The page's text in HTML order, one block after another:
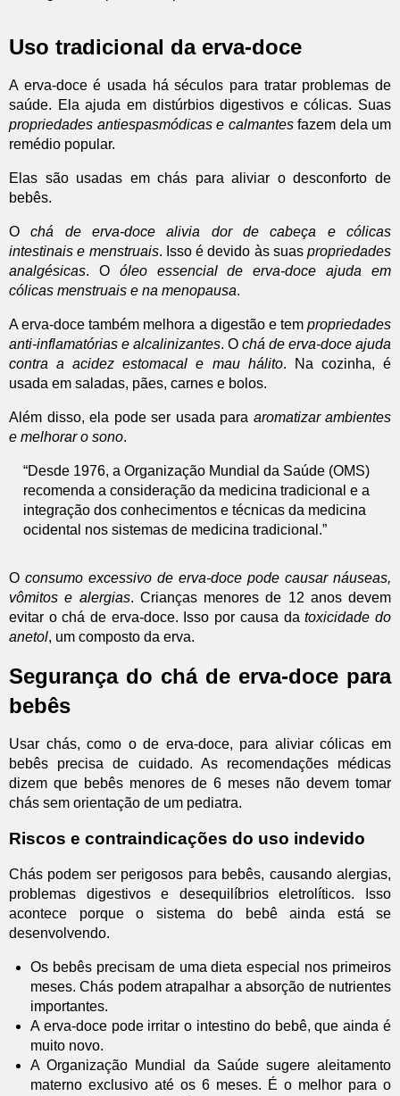
Uso tradicional da erva-doce
A erva-doce é usada há séculos para tratar problemas de
saúde. Ela ajuda em distúrbios digestivos e cólicas. Suas
propriedades antiespasmódicas e calmantesfazem dela um
remédio popular.
Elas são usadas em chás para aliviar o desconforto de
bebês.
Ochá de erva-doce alivia dor de cabeça e cólicas
intestinais e menstruais. Isso é devido às suas propriedades
analgésicas. O óleo essencial de erva-doce ajuda em
cólicas menstruais e na menopausa.
A erva-doce também melhora a digestão e tem propriedades
anti-inflamatórias e alcalinizantes. O chá de erva-doce ajuda
contra a acidez estomacal e mau hálito. Na cozinha, é
usada em saladas, pães, carnes e bolos.
Além disso, ela pode ser usada para aromatizar ambientes
e melhorar o sono.
“Desde 1976, a Organização Mundial da Saúde (OMS)
recomenda a consideração da medicina tradicional e a
integração dos conhecimentos e técnicas da medicina
ocidental nos sistemas de medicina tradicional.”
O consumo excessivo de erva-doce pode causar náuseas,
vômitos e alergias. Crianças menores de 12 anos devem
evitar o chá de erva-doce. Isso por causa datoxicidade do
anetol, um composto da erva.
Segurança do chá de erva-doce para
bebês
Usar chás, como o de erva-doce, para aliviar cólicas em
bebês precisa de cuidado. As recomendações médicas
dizem que bebês menores de 6 meses não devem tomar
chás sem orientação de um pediatra.
Riscos e contraindicações do uso indevido
Chás podem ser perigosos para bebês, causando alergias,
problemas digestivos e desequilíbrios eletrolíticos. Isso
acontece porque o sistema do bebê ainda está se
desenvolvendo.
Os bebês precisam de uma dieta especial nos primeiros
meses. Chás podem atrapalhar a absorção de nutrientes
importantes.
A erva-doce pode irritar o intestino do bebê, que ainda é
muito novo.
A Organização Mundial da Saúde sugere aleitamento
materno exclusivo até os 6 meses. É o melhor para o